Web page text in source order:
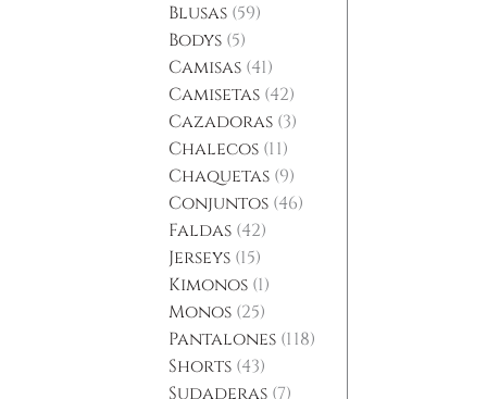
Blusas 59
Bodys 5
Camisas 41
Camisetas 42
Cazadoras 3
Chalecos 11
Chaquetas 9
Conjuntos 46
Faldas 42
Jerseys 15
Kimonos 1
Monos 25
Pantalones 118
Shorts 43
Sudaderas 7